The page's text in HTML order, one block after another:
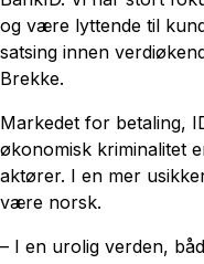
og være lyttende til
satsing innen
Brekke.
Markedet for betaling,
økonomisk kriminalitet
aktører. I en mer
være norsk.
– I en urolig verden,